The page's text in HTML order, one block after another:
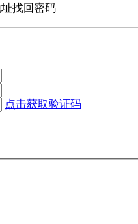
找回密码
点击获取验证码